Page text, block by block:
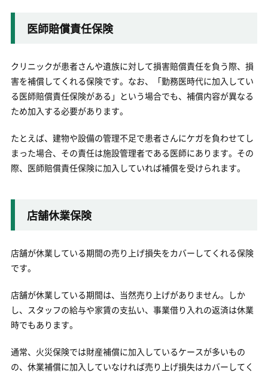
医師賠償責任保険
クリニックが患者さんや遺族に対して損害賠償責任を負う際、損
害を補償してくれる保険です。なお、「勤務医時代に加入してい
る医師賠償責任保険がある」という場合でも、補償内容が異なる
ため加入する必要があります。
たとえば、建物や設備の管理不足で患者さんにケガを負わせてし
まった場合、その責任は施設管理者である医師にあります。その
際、医師賠償責任保険に加入していれば補償を受けられます。
店舗休業保険
店舗が休業している期間の売り上げ損失をカバーしてくれる保険
です。
店舗が休業している期間は、当然売り上げがありません。しか
し、スタッフの給与や家賃の支払い、事業借り入れの返済は休業
時でもあります。
通常、火災保険では財産補償に加入しているケースが多いもの
の、休業補償に加入していなければ売り上げ損失はカバーしてく